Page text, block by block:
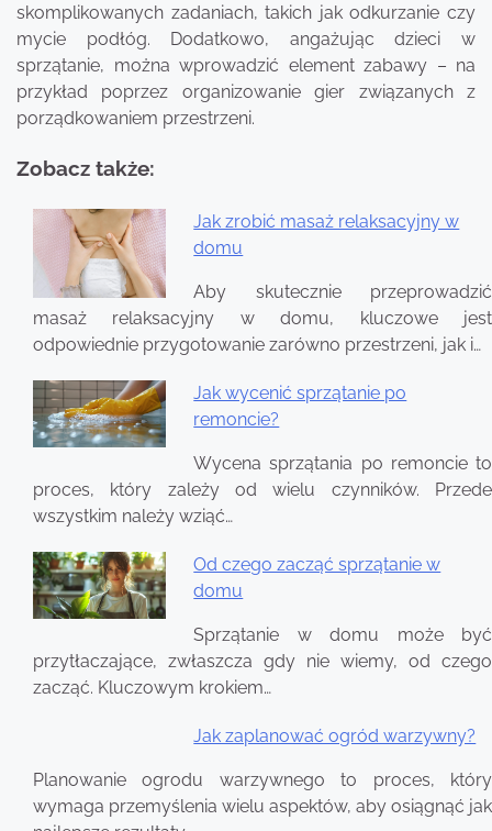
skomplikowanych zadaniach, takich jak odkurzanie czy
mycie podłóg. Dodatkowo, angażując dzieci w
sprzątanie, można wprowadzić element zabawy – na
przykład poprzez organizowanie gier związanych z
porządkowaniem przestrzeni.
Zobacz także:
Jak zrobić masaż relaksacyjny w
domu
Aby skutecznie przeprowadzić
masaż relaksacyjny w domu, kluczowe jest
odpowiednie przygotowanie zarówno przestrzeni, jak i…
Jak wycenić sprzątanie po
remoncie?
Wycena sprzątania po remoncie to
proces, który zależy od wielu czynników. Przede
wszystkim należy wziąć…
Od czego zacząć sprzątanie w
domu
Sprzątanie w domu może być
przytłaczające, zwłaszcza gdy nie wiemy, od czego
zacząć. Kluczowym krokiem…
Jak zaplanować ogród warzywny?
Planowanie ogrodu warzywnego to proces, który
wymaga przemyślenia wielu aspektów, aby osiągnąć jak
Nawigacja
wpisu